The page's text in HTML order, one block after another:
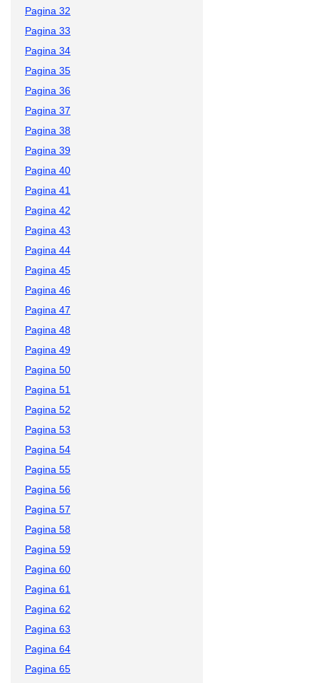
Pagina 32
Pagina 33
Pagina 34
Pagina 35
Pagina 36
Pagina 37
Pagina 38
Pagina 39
Pagina 40
Pagina 41
Pagina 42
Pagina 43
Pagina 44
Pagina 45
Pagina 46
Pagina 47
Pagina 48
Pagina 49
Pagina 50
Pagina 51
Pagina 52
Pagina 53
Pagina 54
Pagina 55
Pagina 56
Pagina 57
Pagina 58
Pagina 59
Pagina 60
Pagina 61
Pagina 62
Pagina 63
Pagina 64
Pagina 65